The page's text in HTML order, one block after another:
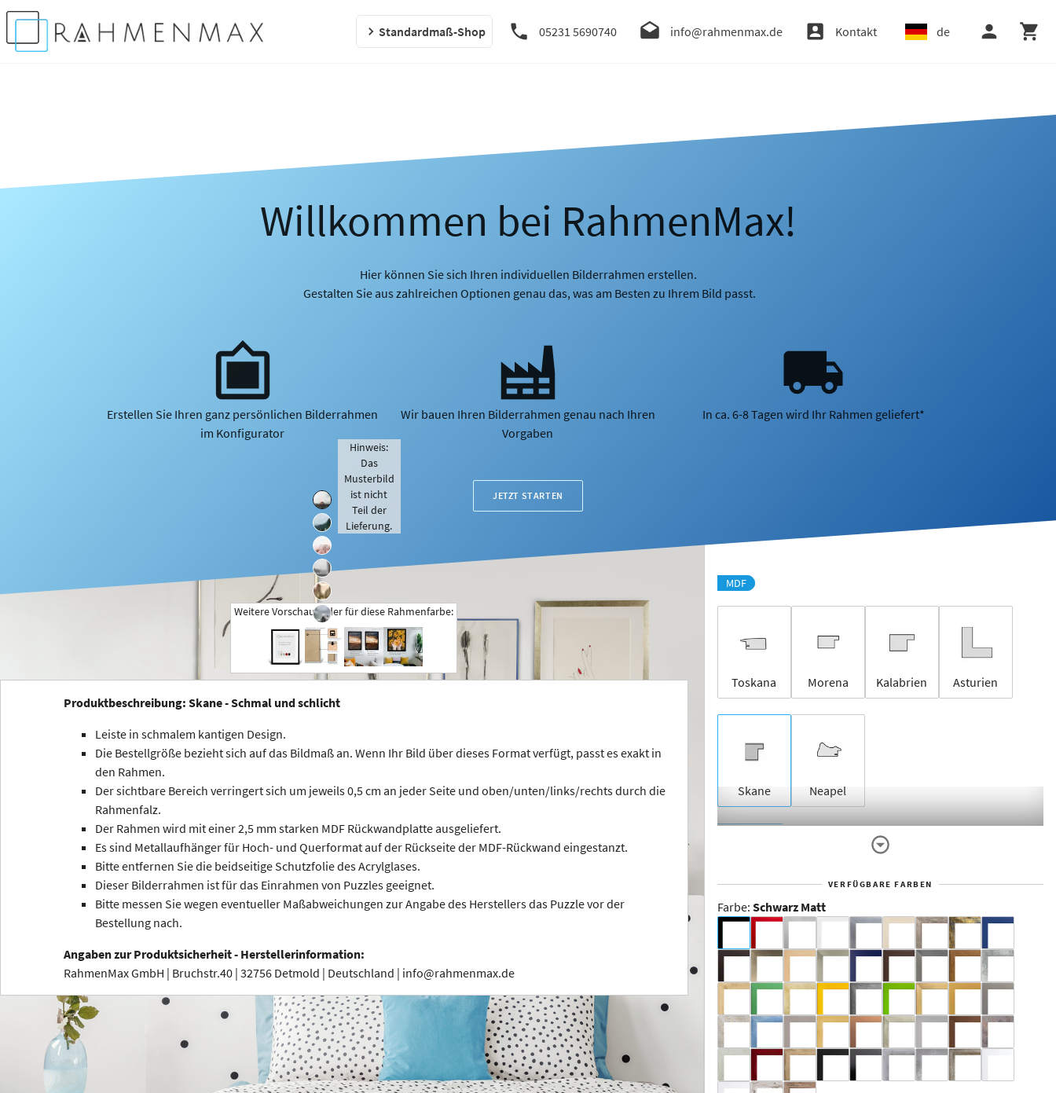
Standardmaß-Shop 05231 5690740 info@rahmenmax.de Kontakt de
Willkommen bei RahmenMax!
Hier können Sie sich Ihren individuellen Bilderrahmen erstellen.
Gestalten Sie aus zahlreichen Optionen genau das, was am Besten zu Ihrem Bild passt.
Erstellen Sie Ihren ganz persönlichen Bilderrahmen
im Konfigurator
Wir bauen Ihren Bilderrahmen genau nach Ihren
Vorgaben
In ca. 6-8 Tagen wird Ihr Rahmen geliefert*
JETZT STARTEN
+
Hinweis:
Das
Musterbild
ist nicht
Teil der
Lieferung.
Weitere Vorschaubilder für diese Rahmenfarbe:
Produktbeschreibung: Skane - Schmal und schlicht
Leiste in schmalem kantigen Design.
Die Bestellgröße bezieht sich auf das Bildmaß an. Wenn Ihr Bild über dieses Format verfügt, passt es exakt in
den Rahmen.
Der sichtbare Bereich verringert sich um jeweils 0,5 cm an jeder Seite und oben/unten/links/rechts durch die
Rahmenfalz.
Der Rahmen wird mit einer 2,5 mm starken MDF Rückwandplatte ausgeliefert.
Es sind Metallaufhänger für Hoch- und Querformat auf der Rückseite der MDF-Rückwand eingestanzt.
Bitte entfernen Sie die beidseitige Schutzfolie des Acrylglases.
Dieser Bilderrahmen ist für das Einrahmen von Puzzles geeignet.
Bitte messen Sie wegen eventueller Maßabweichungen zur Angabe des Herstellers das Puzzle vor der
Bestellung nach.
Angaben zur Produktsicherheit - Herstellerinformation:
RahmenMax GmbH | Bruchstr.40 | 32756 Detmold | Deutschland | info@rahmenmax.de
MDF
Toskana Morena Kalabrien Asturien
Skane Neapel
Rahmenloser
Bildhalter
VERFÜGBARE FARBEN
Farbe: Schwarz Matt